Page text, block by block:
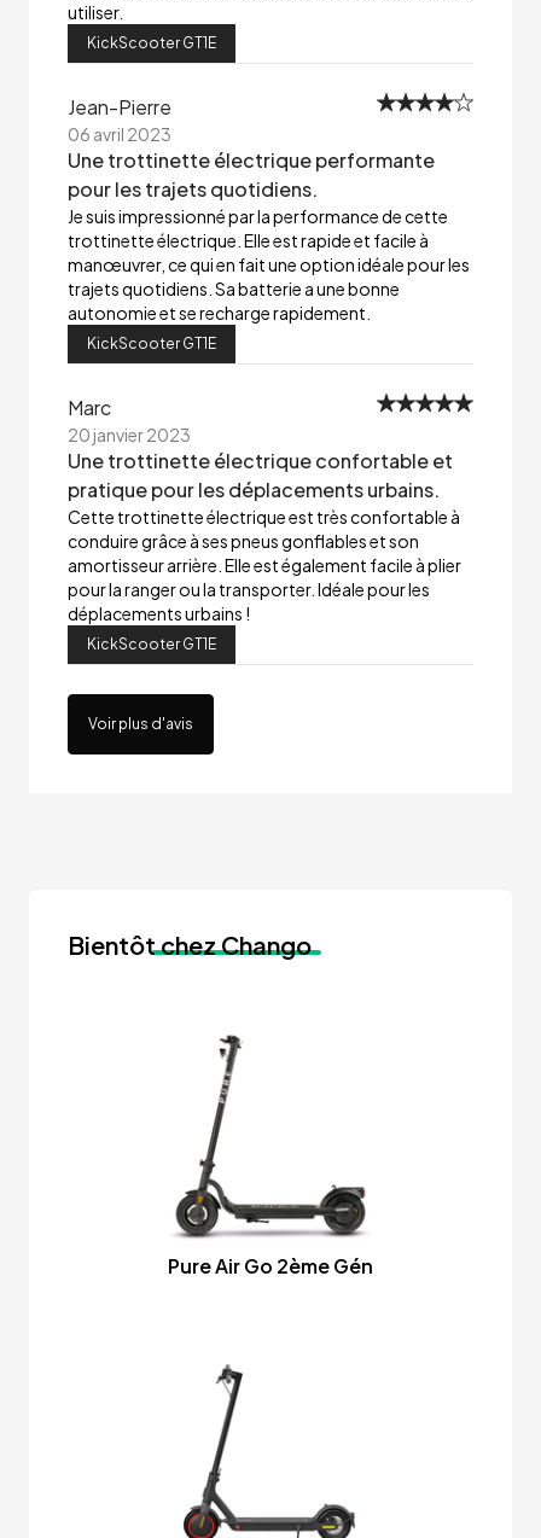
utiliser.
KickScooter GT1E
Jean-Pierre
06 avril 2023
Une trottinette électrique performante
pour les trajets quotidiens.
Je suis impressionné par la performance de cette
trottinette électrique. Elle est rapide et facile à
manœuvrer, ce qui en fait une option idéale pour les
trajets quotidiens. Sa batterie a une bonne
autonomie et se recharge rapidement.
KickScooter GT1E
Marc
20 janvier 2023
Une trottinette électrique confortable et
pratique pour les déplacements urbains.
Cette trottinette électrique est très confortable à
conduire grâce à ses pneus gonflables et son
amortisseur arrière. Elle est également facile à plier
pour la ranger ou la transporter. Idéale pour les
déplacements urbains !
KickScooter GT1E
Voir plus d'avis
Bientôtchez Chango
Pure Air Go 2ème Gén